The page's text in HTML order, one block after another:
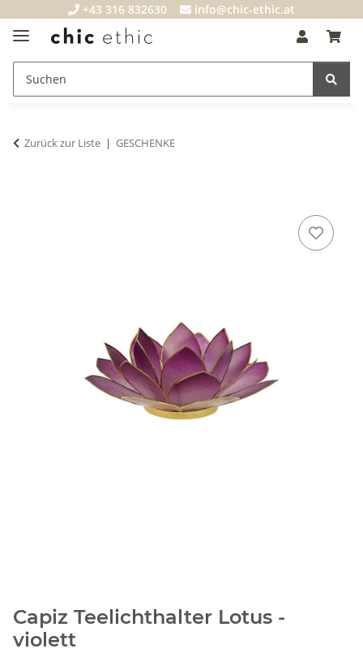
+43 316 832630 info@chic-ethic.at
Zurück zur Liste GESCHENKE
Capiz Teelichthalter Lotus -
violett